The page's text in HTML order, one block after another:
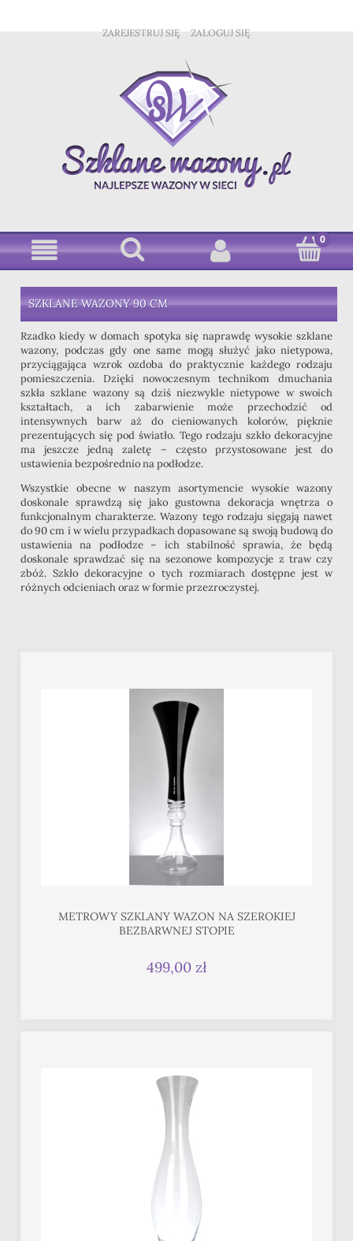
ZAREJESTRUJ SIĘ ZALOGUJ SIĘ
SZKLANE WAZONY 90 CM
Rzadko kiedy w domach spotyka się naprawdę wysokie szklane
wazony, podczas gdy one same mogą służyć jako nietypowa,
przyciągająca wzrok ozdoba do praktycznie każdego rodzaju
pomieszczenia. Dzięki nowoczesnym technikom dmuchania
szkła szklane wazony są dziś niezwykle nietypowe w swoich
kształtach, a ich zabarwienie może przechodzić od
intensywnych barw aż do cieniowanych kolorów, pięknie
prezentujących się pod światło. Tego rodzaju szkło dekoracyjne
ma jeszcze jedną zaletę – często przystosowane jest do
ustawienia bezpośrednio na podłodze.
Wszystkie obecne w naszym asortymencie wysokie wazony
doskonale sprawdzą się jako gustowna dekoracja wnętrza o
funkcjonalnym charakterze. Wazony tego rodzaju sięgają nawet
do 90 cm i w wielu przypadkach dopasowane są swoją budową do
ustawienia na podłodze – ich stabilność sprawia, że będą
doskonale sprawdzać się na sezonowe kompozycje z traw czy
zbóż. Szkło dekoracyjne o tych rozmiarach dostępne jest w
różnych odcieniach oraz w formie przezroczystej.
METROWY SZKLANY WAZON NA SZEROKIEJ
BEZBARWNEJ STOPIE
499,00 zł